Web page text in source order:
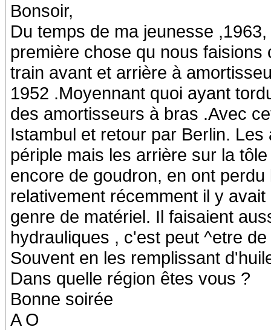
Bonsoir,
Du temps de ma jeunesse
première chose qu nous
train avant et arrière à
1952 .Moyennant quoi ayant
des amortisseurs à bras .Avec
Istambul et retour par Berlin.
périple mais les arrière sur la
encore de goudron, en ont
relativement récemment il y
genre de matériel. Il faisaient
hydrauliques , c'est peut ^etre
Souvent en les remplissant
Dans quelle région êtes vous ?
Bonne soirée
A O